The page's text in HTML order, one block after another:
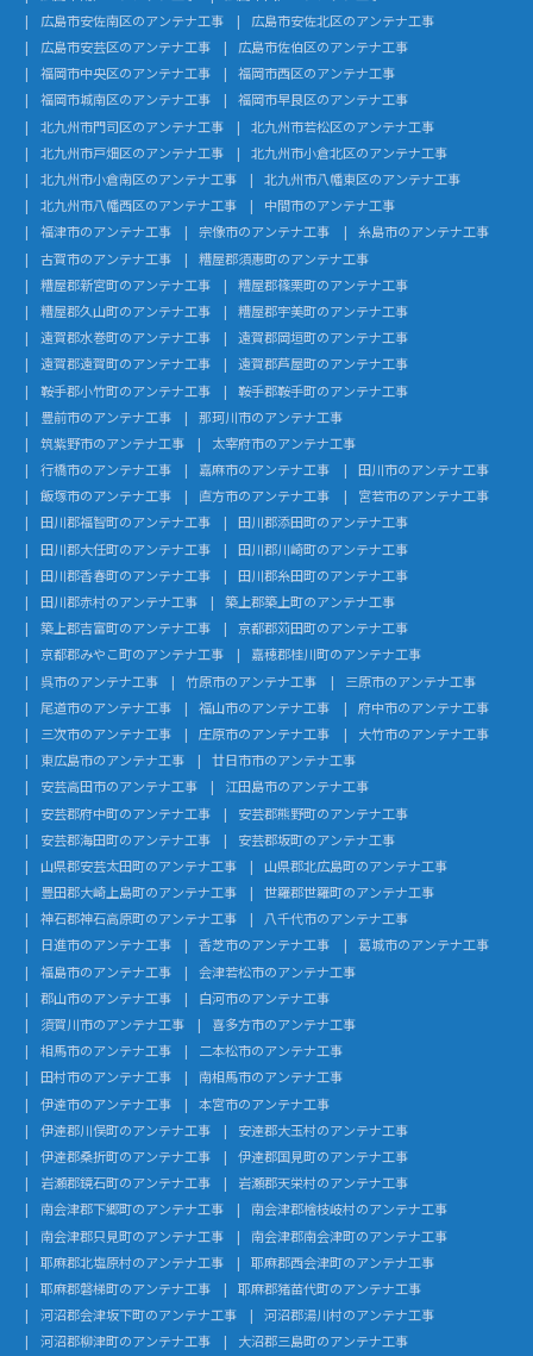
広島市安佐南区のアンテナ工事
広島市安佐北区のアンテナ工事
広島市安芸区のアンテナ工事
広島市佐伯区のアンテナ工事
福岡市中央区のアンテナ工事
福岡市西区のアンテナ工事
福岡市城南区のアンテナ工事
福岡市早良区のアンテナ工事
北九州市門司区のアンテナ工事
北九州市若松区のアンテナ工事
北九州市戸畑区のアンテナ工事
北九州市小倉北区のアンテナ工事
北九州市小倉南区のアンテナ工事
北九州市八幡東区のアンテナ工事
北九州市八幡西区のアンテナ工事
中間市のアンテナ工事
福津市のアンテナ工事
宗像市のアンテナ工事
糸島市のアンテナ工事
古賀市のアンテナ工事
糟屋郡須惠町のアンテナ工事
糟屋郡新宮町のアンテナ工事
糟屋郡篠栗町のアンテナ工事
糟屋郡久山町のアンテナ工事
糟屋郡宇美町のアンテナ工事
遠賀郡水巻町のアンテナ工事
遠賀郡岡垣町のアンテナ工事
遠賀郡遠賀町のアンテナ工事
遠賀郡芦屋町のアンテナ工事
鞍手郡小竹町のアンテナ工事
鞍手郡鞍手町のアンテナ工事
豊前市のアンテナ工事
那珂川市のアンテナ工事
筑紫野市のアンテナ工事
太宰府市のアンテナ工事
行橋市のアンテナ工事
嘉麻市のアンテナ工事
田川市のアンテナ工事
飯塚市のアンテナ工事
直方市のアンテナ工事
宮若市のアンテナ工事
田川郡福智町のアンテナ工事
田川郡添田町のアンテナ工事
田川郡大任町のアンテナ工事
田川郡川崎町のアンテナ工事
田川郡香春町のアンテナ工事
田川郡糸田町のアンテナ工事
田川郡赤村のアンテナ工事
築上郡築上町のアンテナ工事
築上郡吉富町のアンテナ工事
京都郡苅田町のアンテナ工事
京都郡みやこ町のアンテナ工事
嘉穂郡桂川町のアンテナ工事
呉市のアンテナ工事
竹原市のアンテナ工事
三原市のアンテナ工事
尾道市のアンテナ工事
福山市のアンテナ工事
府中市のアンテナ工事
三次市のアンテナ工事
庄原市のアンテナ工事
大竹市のアンテナ工事
東広島市のアンテナ工事
廿日市市のアンテナ工事
安芸高田市のアンテナ工事
江田島市のアンテナ工事
安芸郡府中町のアンテナ工事
安芸郡熊野町のアンテナ工事
安芸郡海田町のアンテナ工事
安芸郡坂町のアンテナ工事
山県郡安芸太田町のアンテナ工事
山県郡北広島町のアンテナ工事
豊田郡大崎上島町のアンテナ工事
世羅郡世羅町のアンテナ工事
神石郡神石高原町のアンテナ工事
八千代市のアンテナ工事
日進市のアンテナ工事
香芝市のアンテナ工事
葛城市のアンテナ工事
福島市のアンテナ工事
会津若松市のアンテナ工事
郡山市のアンテナ工事
白河市のアンテナ工事
須賀川市のアンテナ工事
喜多方市のアンテナ工事
相馬市のアンテナ工事
二本松市のアンテナ工事
田村市のアンテナ工事
南相馬市のアンテナ工事
伊達市のアンテナ工事
本宮市のアンテナ工事
伊達郡川俣町のアンテナ工事
安達郡大玉村のアンテナ工事
伊達郡桑折町のアンテナ工事
伊達郡国見町のアンテナ工事
岩瀬郡鏡石町のアンテナ工事
岩瀬郡天栄村のアンテナ工事
南会津郡下郷町のアンテナ工事
南会津郡檜枝岐村のアンテナ工事
南会津郡只見町のアンテナ工事
南会津郡南会津町のアンテナ工事
耶麻郡北塩原村のアンテナ工事
耶麻郡西会津町のアンテナ工事
耶麻郡磐梯町のアンテナ工事
耶麻郡猪苗代町のアンテナ工事
河沼郡会津坂下町のアンテナ工事
河沼郡湯川村のアンテナ工事
河沼郡柳津町のアンテナ工事
大沼郡三島町のアンテナ工事